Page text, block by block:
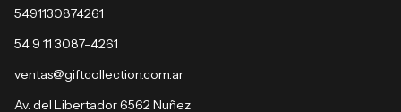
5491130874261
54 9 11 3087-4261
ventas@giftcollection.com.ar
Av. del Libertador 6562 Nuñez